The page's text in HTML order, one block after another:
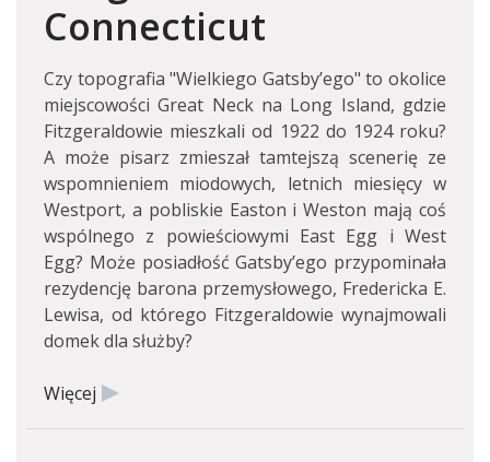
Connecticut
Czy topografia "Wielkiego Gatsby’ego" to okolice
miejscowości Great Neck na Long Island, gdzie
Fitzgeraldowie mieszkali od 1922 do 1924 roku?
A może pisarz zmieszał tamtejszą scenerię ze
wspomnieniem miodowych, letnich miesięcy w
Westport, a pobliskie Easton i Weston mają coś
wspólnego z powieściowymi East Egg i West
Egg? Może posiadłość Gatsby’ego przypominała
rezydencję barona przemysłowego, Fredericka E.
Lewisa, od którego Fitzgeraldowie wynajmowali
domek dla służby?
Więcej